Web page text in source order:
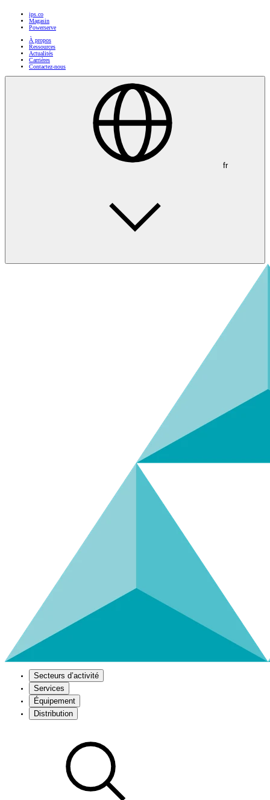
ips.co
Magasin
Powerserve
À propos
Ressources
Actualités
Carrières
Contactez-nous
fr
Secteurs d’activité
Services
Équipement
Distribution